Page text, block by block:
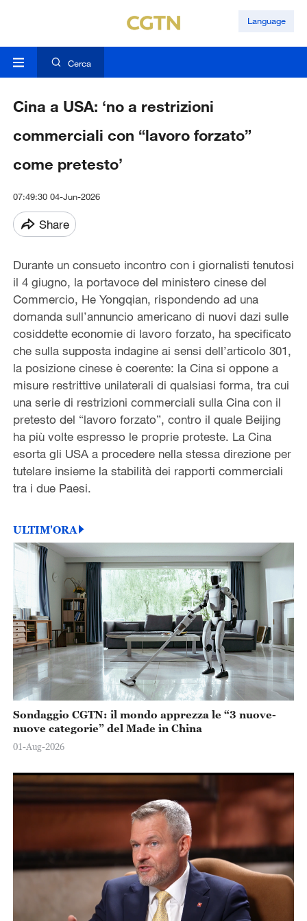
Language
Cerca
Cina a USA: ‘no a restrizioni
commerciali con “lavoro forzato”
come pretesto’
07:49:30 04-Jun-2026
Share
Durante un consueto incontro con i giornalisti tenutosi
il 4 giugno, la portavoce del ministero cinese del
Commercio, He Yongqian, rispondendo ad una
domanda sull’annuncio americano di nuovi dazi sulle
cosiddette economie di lavoro forzato, ha specificato
che sulla supposta indagine ai sensi dell’articolo 301,
la posizione cinese è coerente: la Cina si oppone a
misure restrittive unilaterali di qualsiasi forma, tra cui
una serie di restrizioni commerciali sulla Cina con il
pretesto del “lavoro forzato”, contro il quale Beijing
ha più volte espresso le proprie proteste. La Cina
esorta gli USA a procedere nella stessa direzione per
tutelare insieme la stabilità dei rapporti commerciali
tra i due Paesi.
ULTIM'ORA
Sondaggio CGTN: il mondo apprezza le “3 nuove-
nuove categorie” del Made in China
01-Aug-2026